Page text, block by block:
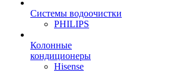
Системы водоочистки
PHILIPS
Колонные
кондиционеры
Hisense